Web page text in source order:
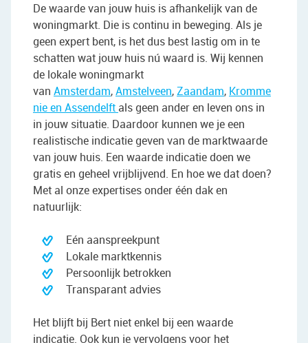
De waarde van jouw huis is afhankelijk van de
woningmarkt. Die is continu in beweging. Als je
geen expert bent, is het dus best lastig om in te
schatten wat jouw huis nú waard is. Wij kennen
de lokale woningmarkt
van Amsterdam,Amstelveen,Zaandam, Kromme
nie en Assendelft als geen ander en leven ons in
in jouw situatie. Daardoor kunnen we je een
realistische indicatie geven van de marktwaarde
van jouw huis. Een waarde indicatie doen we
gratis en geheel vrijblijvend. En hoe we dat doen?
Met al onze expertises onder één dak en
natuurlijk:
Eén aanspreekpunt
Lokale marktkennis
Persoonlijk betrokken
Transparant advies
Het blijft bij Bert niet enkel bij een waarde
indicatie. Ook kun je vervolgens voor het